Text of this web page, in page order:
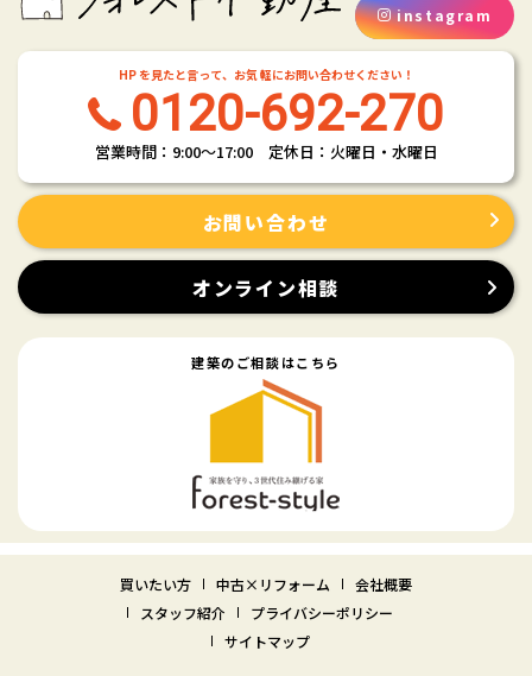
instagram
HP を見たと言って、お気 軽にお問い合わせください！
0120-692-270
営業時間：9:00〜17:00 定休日：火曜日・水曜日
お問い合わせ
オンライン相談
建築のご相談はこちら
買いたい方 中古×リフォーム
会社概要
スタッフ紹介
プライバシーポリシー
サイトマップ